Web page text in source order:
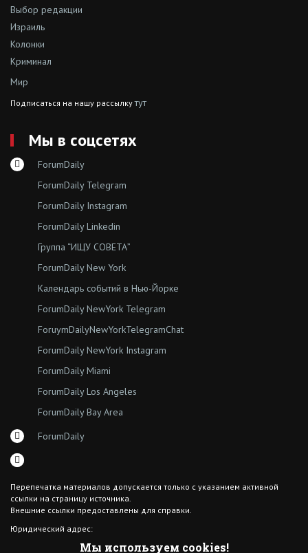
Выбор редакции
Израиль
Колонки
Криминал
Мир
Подписаться на нашу рассылкутут
Мы в соцсетях
ForumDaily
ForumDaily Telegram
ForumDaily Instagram
ForumDaily Linkedin
Группа “ИЩУ СОВЕТА”
ForumDaily New York
Календарь событий в Нью-Йорке
ForumDaily NewYork Telegram
ForuymDailyNewYorkTelegramChat
ForumDaily NewYork Instagram
ForumDaily Miami
ForumDaily Los Angeles
ForumDaily Bay Area
ForumDaily
Перепечатка материалов допускается только с указанием активной
ссылки на страницу источника.
Внешние ссылки предоставлены для справки.
Юридический адрес:
Мы используем cookies!